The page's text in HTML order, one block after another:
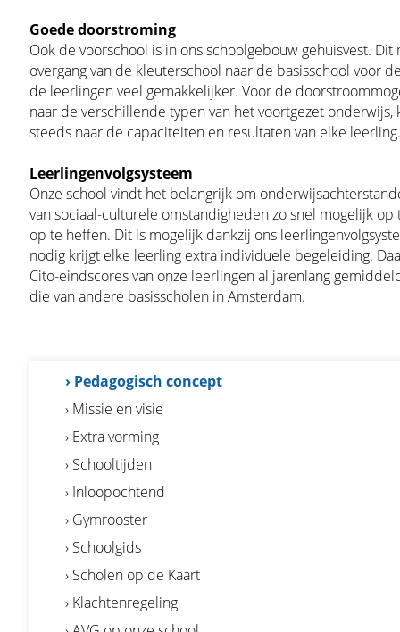
Goede doorstroming
Ook de voorschool is in ons schoolgebouw gehuisvest. Dit
overgang van de kleuterschool naar de basisschool voor
de leerlingen veel gemakkelijker. Voor de
naar de verschillende typen van het voortgezet onderwijs,
steeds naar de capaciteiten en resultaten van elke leerling.
Leerlingenvolgsysteem
Onze school vindt het belangrijk om
van sociaal-culturele omstandigheden zo snel mogelijk op
op te heffen. Dit is mogelijk dankzij ons
nodig krijgt elke leerling extra individuele begeleiding.
Cito-eindscores van onze leerlingen al jarenlang
die van andere basisscholen in Amsterdam.
› Pedagogisch concept
› Missie en visie
› Extra vorming
› Schooltijden
› Inloopochtend
› Gymrooster
› Schoolgids
› Scholen op de Kaart
› Klachtenregeling